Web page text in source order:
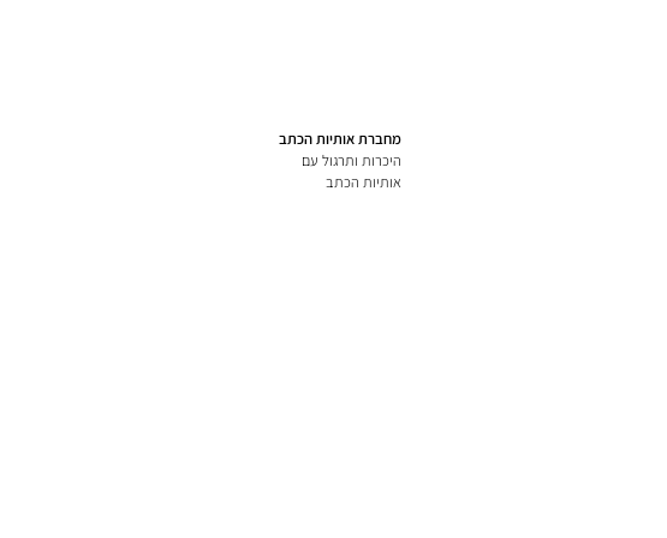
מחברת אותיות הכתב
היכרות ותרגול עם
אותיות הכתב